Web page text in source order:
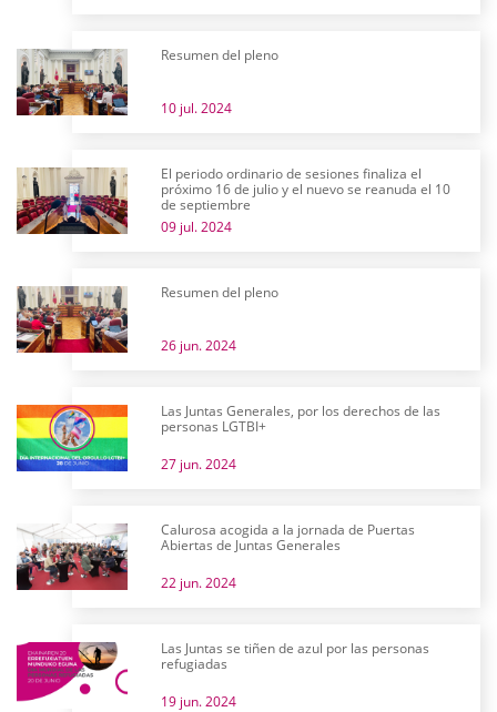
Resumen del pleno
10 jul. 2024
El periodo ordinario de sesiones finaliza el
próximo 16 de julio y el nuevo se reanuda el 10
de septiembre
09 jul. 2024
Resumen del pleno
26 jun. 2024
Las Juntas Generales, por los derechos de las
personas LGTBI+
27 jun. 2024
Calurosa acogida a la jornada de Puertas
Abiertas de Juntas Generales
22 jun. 2024
Las Juntas se tiñen de azul por las personas
refugiadas
19 jun. 2024